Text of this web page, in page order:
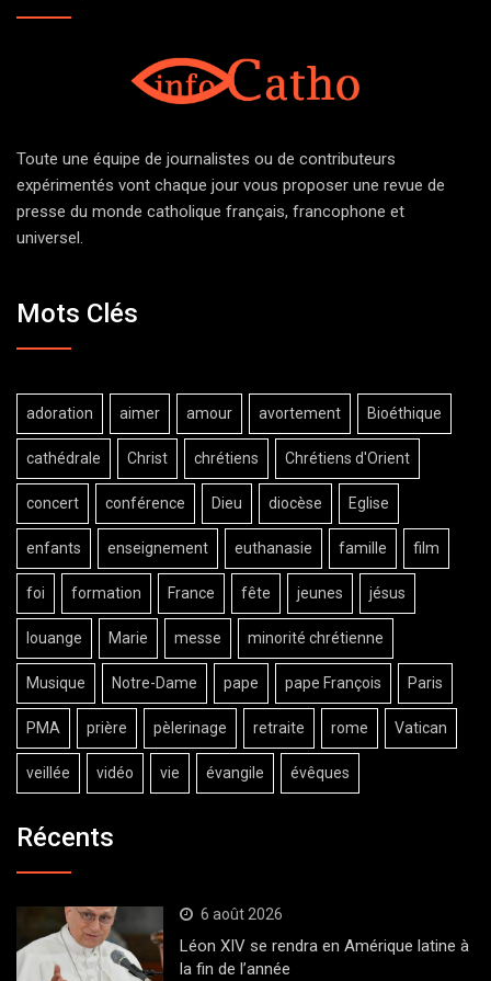
Toute une équipe de journalistes ou de contributeurs
expérimentés vont chaque jour vous proposer une revue de
presse du monde catholique français, francophone et
universel.
Mots Clés
adoration aimer amour avortement Bioéthique
cathédrale Christ chrétiens Chrétiens d'Orient
concert conférence Dieu diocèse Eglise
enfants enseignement euthanasie famille film
foi formation France fête jeunes jésus
louange Marie messe minorité chrétienne
Musique Notre-Dame pape pape François Paris
PMA prière pèlerinage retraite rome Vatican
veillée vidéo vie évangile évêques
Récents
6 août 2026
Léon XIV se rendra en Amérique latine à
la fin de l’année